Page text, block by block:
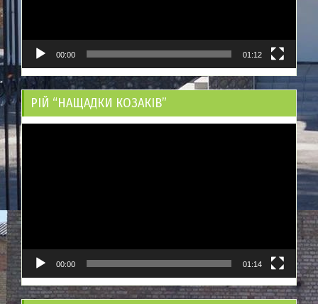
00:00 01:12
РІЙ “НАЩАДКИ КОЗАКІВ”
00:00 01:14